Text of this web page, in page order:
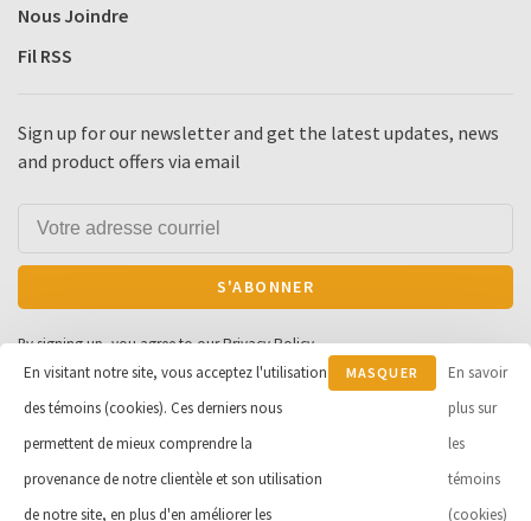
Nous Joindre
Fil RSS
Sign up for our newsletter and get the latest updates, news
and product offers via email
S'ABONNER
By signing up, you agree to our Privacy Policy.
© Copyright 2026 Cycle et Sports
En visitant notre site, vous acceptez l'utilisation
des témoins (cookies). Ces derniers nous
permettent de mieux comprendre la
provenance de notre clientèle et son utilisation
de notre site, en plus d'en améliorer les
MASQUER
En savoir
plus sur
les
témoins
(cookies)